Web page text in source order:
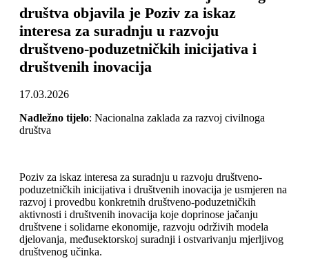
društva objavila je Poziv za iskaz
interesa za suradnju u razvoju
društveno-poduzetničkih inicijativa i
društvenih inovacija
17.03.2026
Nadležno tijelo: Nacionalna zaklada za razvoj civilnoga
društva
Poziv za iskaz interesa za suradnju u razvoju društveno-
poduzetničkih inicijativa i društvenih inovacija je usmjeren na
razvoj i provedbu konkretnih društveno-poduzetničkih
aktivnosti i društvenih inovacija koje doprinose jačanju
društvene i solidarne ekonomije, razvoju održivih modela
djelovanja, međusektorskoj suradnji i ostvarivanju mjerljivog
društvenog učinka.